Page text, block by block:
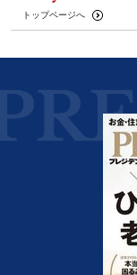
トップページへ